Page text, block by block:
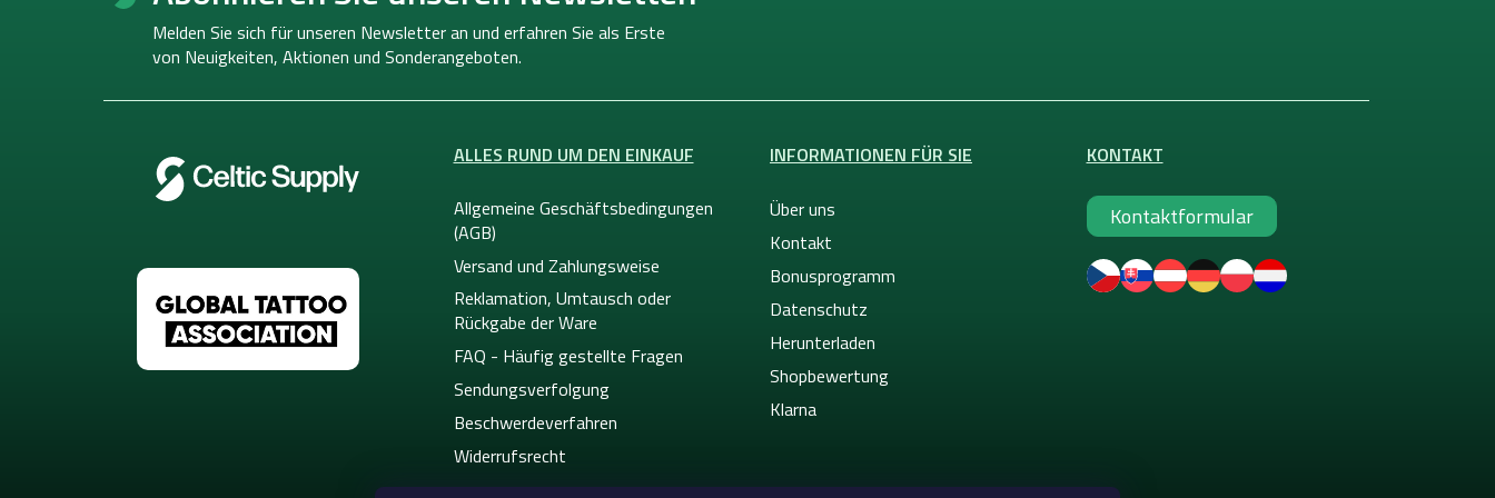
Melden Sie sich für unseren Newsletter an und erfahren Sie als Erste
von Neuigkeiten, Aktionen und Sonderangeboten.
ALLES RUND UM DEN EINKAUF
Allgemeine Geschäftsbedingungen
(AGB)
Versand und Zahlungsweise
Reklamation, Umtausch oder
Rückgabe der Ware
FAQ - Häufig gestellte Fragen
Sendungsverfolgung
Beschwerdeverfahren
Widerrufsrecht
INFORMATIONEN FÜR SIE
Über uns
Kontakt
Bonusprogramm
Datenschutz
Herunterladen
Shopbewertung
Klarna
KONTAKT
Kontaktformular